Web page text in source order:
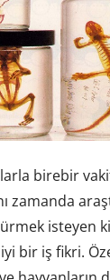
birebir
zamanda
isteyen
bir iş fikri.